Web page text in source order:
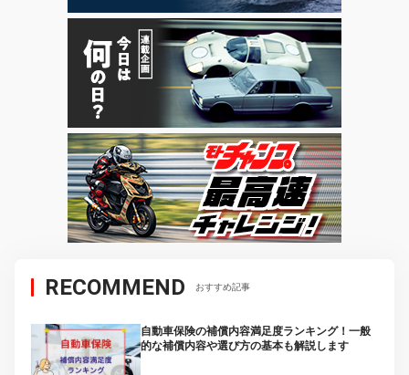
RECOMMEND おすすめ記事
自動車保険の補償内容満足度ランキング！一般
的な補償内容や選び方の基本も解説します